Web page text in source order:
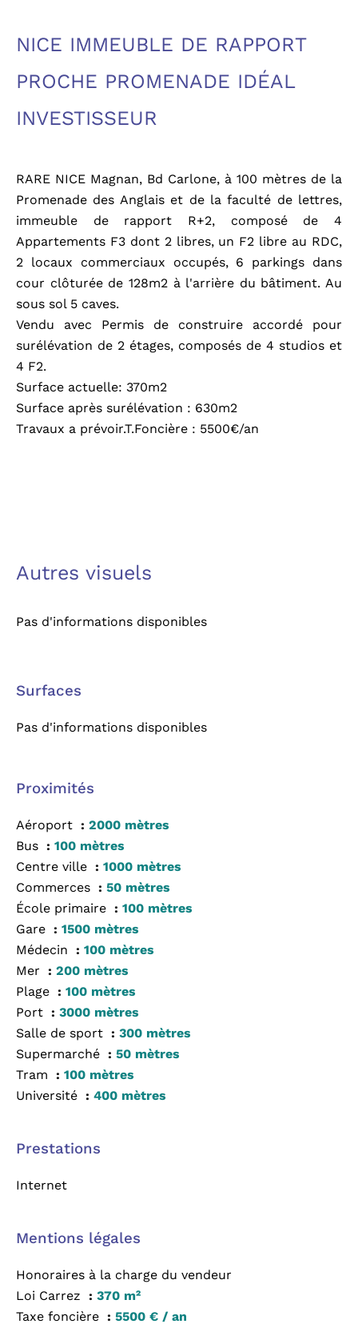
NICE IMMEUBLE DE RAPPORT
PROCHE PROMENADE IDÉAL
INVESTISSEUR
RARE NICE Magnan, Bd Carlone, à 100 mètres de la
Promenade des Anglais et de la faculté de lettres,
immeuble de rapport R+2, composé de 4
Appartements F3 dont 2 libres, un F2 libre au RDC,
2 locaux commerciaux occupés, 6 parkings dans
cour clôturée de 128m2 à l'arrière du bâtiment. Au
sous sol 5 caves.
Vendu avec Permis de construire accordé pour
surélévation de 2 étages, composés de 4 studios et
4 F2.
Surface actuelle: 370m2
Surface après surélévation : 630m2
Travaux a prévoir.T.Foncière : 5500€/an
Autres visuels
Pas d'informations disponibles
Surfaces
Pas d'informations disponibles
Proximités
Aéroport
2000 mètres
Bus
100 mètres
Centre ville
1000 mètres
Commerces
50 mètres
École primaire
100 mètres
Gare
1500 mètres
Médecin
100 mètres
Mer
200 mètres
Plage
100 mètres
Port
3000 mètres
Salle de sport
300 mètres
Supermarché
50 mètres
Tram
100 mètres
Université
400 mètres
Prestations
Internet
Mentions légales
Honoraires à la charge du vendeur
Loi Carrez
370 m²
Taxe foncière
5500 € / an